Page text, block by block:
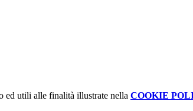
ed utili alle finalità illustrate nella COOKIE